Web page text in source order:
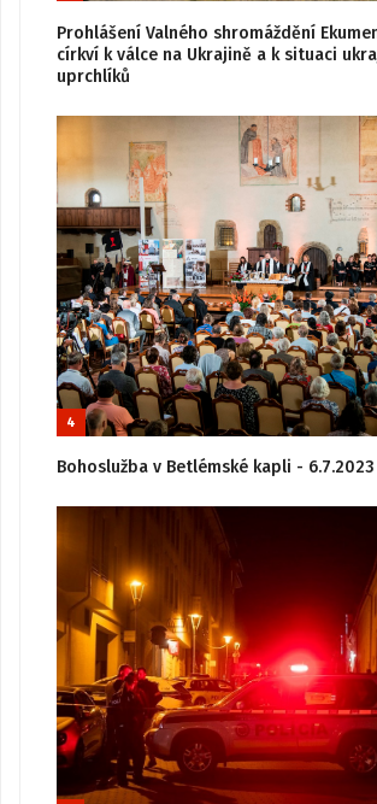
Prohlášení Valného shromáždění
církví k válce na Ukrajině a k situaci
uprchlíků
4
Bohoslužba v Betlémské kapli - 6.7.2023